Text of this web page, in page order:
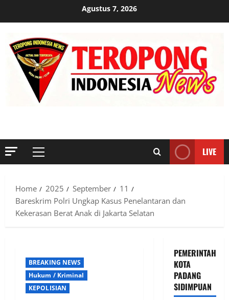
Agustus 7, 2026
Primary
LIVE
Home 2025 September
11
Bareskrim Polri Ungkap Kasus Penelantaran dan
Kekerasan Berat Anak di Jakarta Selatan
BREAKING NEWS
Hukum / Kriminal
KEPOLISIAN
PEMERINTAH
KOTA
PADANG
SIDIMPUAN